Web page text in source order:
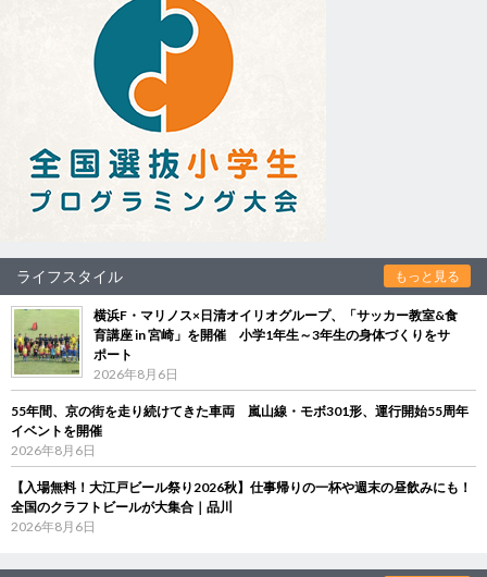
ライフスタイル もっと見る
横浜F・マリノス×日清オイリオグループ、「サッカー教室&食
育講座 in 宮崎」を開催 小学1年生～3年生の身体づくりをサ
ポート
2026年8月6日
55年間、京の街を走り続けてきた車両 嵐山線・モボ301形、運行開始55周年
イベントを開催
2026年8月6日
【入場無料！大江戸ビール祭り2026秋】仕事帰りの一杯や週末の昼飲みにも！
全国のクラフトビールが大集合｜品川
2026年8月6日